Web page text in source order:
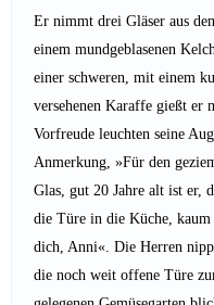
Er nimmt drei Gläser aus
einem mundgeblasenen
einer schweren, mit einem
versehenen Karaffe gießt er
Vorfreude leuchten seine
Anmerkung, »Für den
Glas, gut 20 Jahre alt ist er,
die Türe in die Küche,
dich, Anni«. Die Herren
die noch weit offene Türe